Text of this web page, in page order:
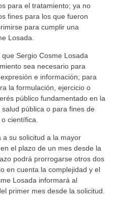
para el tratamiento; ya no
fines para los que fueron
para cumplir una
Losada.
Sergio Cosme Losada
sea necesario para
e información; para
la formulación, ejercicio o
público fundamentado en la
pública o para fines de
científica.
a su solicitud a la mayor
el plazo de un mes desde la
podrá prorrogarse otros dos
en cuenta la complejidad y el
Losada informará al
primer mes desde la solicitud.